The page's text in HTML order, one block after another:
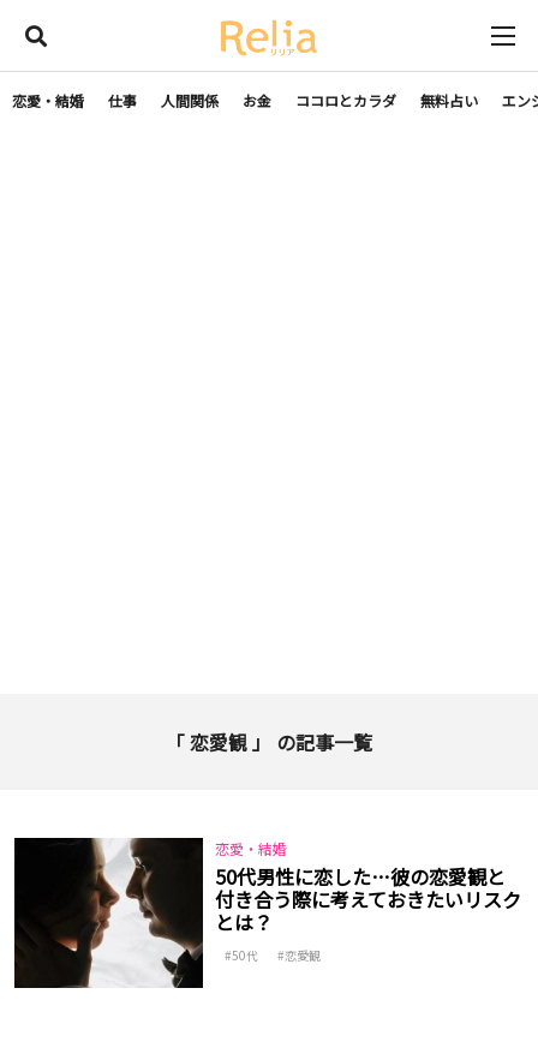
恋愛・結婚 仕事 人間関係 お金 ココロとカラダ 無料占い エン
「 恋愛観 」 の記事一覧
恋愛・結婚
50代男性に恋した…彼の恋愛観と
付き合う際に考えておきたいリスク
とは？
50代 恋愛観